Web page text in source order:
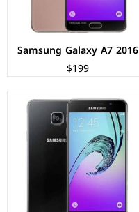
Samsung Galaxy A7 2016
$199
عرض المواصفات ←
الشاشة: TFT LCD بحجم 5.5 بوصة بدقة HD+
المعالج:Qualcomm MSM8916 Snapdragon 410
الكاميرات:خلفية 13 م.ب/ امامية 5 م.ب.
الذاكرة+الرام: 8 + 1.5 جيجابايت، ميموري
نظام التشغيل:Android 5.1.1 (Lollipop)
البطارية:3000 ملي أمبير
عرض المواصفات ←